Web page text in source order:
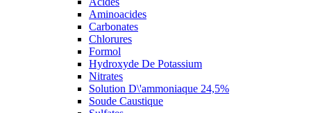
Aminoacides
Carbonates
Chlorures
Formol
Hydroxyde De Potassium
Nitrates
Solution D\'ammoniaque 24,5%
Soude Caustique